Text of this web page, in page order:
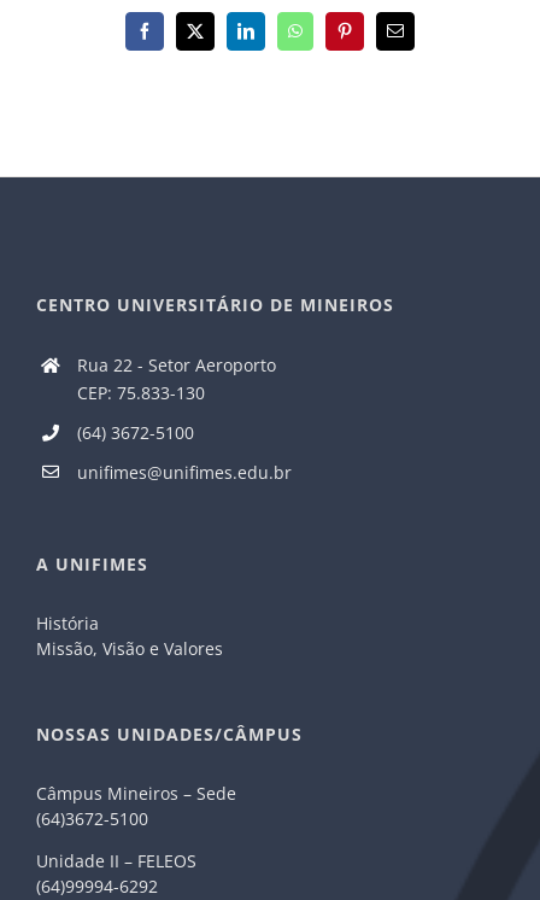
Facebook
X LinkedInWhatsAppPinterest
E-
mail
CENTRO UNIVERSITÁRIO DE MINEIROS
Rua 22 - Setor Aeroporto
CEP: 75.833-130
(64) 3672-5100
unifimes@unifimes.edu.br
A UNIFIMES
História
Missão, Visão e Valores
NOSSAS UNIDADES/CÂMPUS
Câmpus Mineiros – Sede
(64)3672-5100
Unidade II – FELEOS
(64)99994-6292